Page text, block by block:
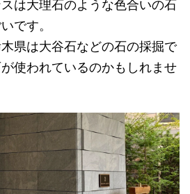
は大理石のような色合いの石
です。
県は大谷石などの石の採掘で
使われているのかもしれませ